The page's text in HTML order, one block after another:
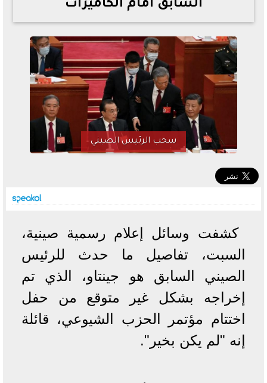
تصرف مثير من ميسي ونجوم الأرجنتين قبل مواجهة مصر
- 2026
تحسن حالة فضل شاكر الصحية وخروجه من المستشفى |
أسعار الحديد والأسمنت اليوم الإثنين 6 - 7 - 2026
السابق أمام الكاميرات
سحب الرئيس الصيني
كشفت وسائل إعلام رسمية صينية،
السبت، تفاصيل ما حدث للرئيس
الصيني السابق هو جينتاو، الذي تم
إخراجه بشكل غير متوقع من حفل
اختتام مؤتمر الحزب الشيوعي، قائلة
إنه "لم يكن بخير".